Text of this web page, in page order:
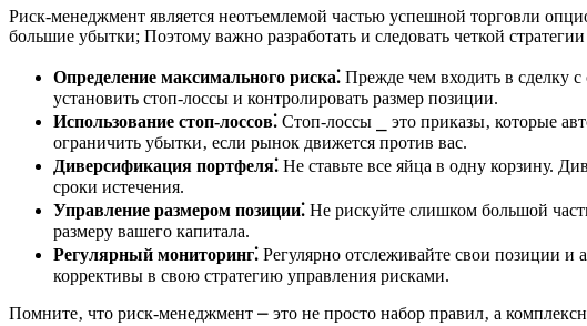
Риск-менеджмент является неотъемлемой частью успешной торговли
большие убытки; Поэтому важно разработать и следовать четкой
Определение максимального риска⁚ Прежде чем входить в сделку
установить стоп-лоссы и контролировать размер позиции.
Использование стоп-лоссов⁚ Стоп-лоссы ⎯ это приказы‚ которые
ограничить убытки‚ если рынок движется против вас.
Диверсификация портфеля⁚ Не ставьте все яйца в одну корзину.
сроки истечения.
Управление размером позиции⁚ Не рискуйте слишком большой
размеру вашего капитала.
Регулярный мониторинг⁚ Регулярно отслеживайте свои позиции и
коррективы в свою стратегию управления рисками.
Помните‚ что риск-менеджмент ⎼ это не просто набор правил‚ а